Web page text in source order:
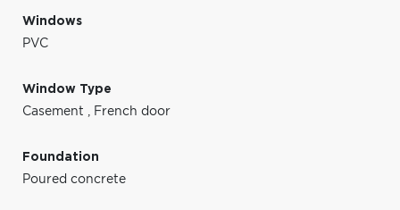
Windows
PVC
Window Type
Casement , French door
Foundation
Poured concrete